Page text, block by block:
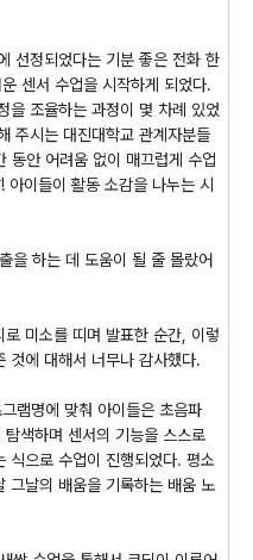
선정되었다는 기분 좋은 전화 한
센서 수업을 시작하게 되었다.
을 조율하는 과정이 몇 차례 있었
주시는 대진대학교 관계자분들
동안 어려움 없이 매끄럽게 수업
이들이 활동 소감을 나누는 시
을 하는 데 도움이 될 줄 몰랐어
미소를 띠며 발표한 순간, 이렇
것에 대해서 너무나 감사했다.
그램명에 맞춰 아이들은 초음파
색하며 센서의 기능을 스스로
식으로 수업이 진행되었다. 평소
그날의 배움을 기록하는 배움 노